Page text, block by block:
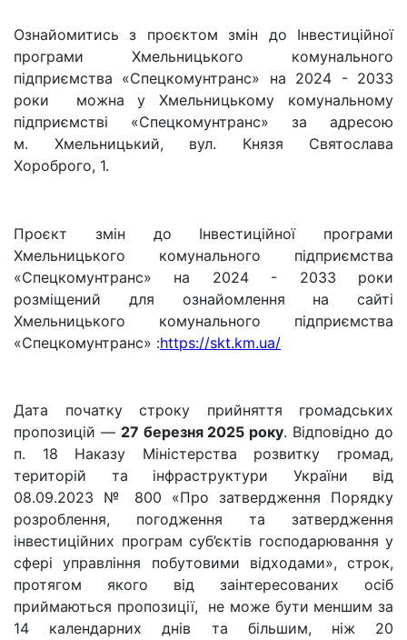
Ознайомитись з проєктом змін до Інвестиційної
програми Хмельницького комунального
підприємства «Спецкомунтранс» на 2024 - 2033
роки можна у Хмельницькому комунальному
підприємстві «Спецкомунтранс» за адресою
м. Хмельницький, вул. Князя Святослава
Хороброго, 1.
Проєкт змін до Інвестиційної програми
Хмельницького комунального підприємства
«Спецкомунтранс» на 2024 - 2033 роки
розміщений для ознайомлення на сайті
Хмельницького комунального підприємства
«Спецкомунтранс» :https://skt.km.ua/
Дата початку строку прийняття громадських
пропозицій — 27 березня 2025 року. Відповідно до
п. 18 Наказу Міністерства розвитку громад,
територій та інфраструктури України від
08.09.2023 № 800 «Про затвердження Порядку
розроблення, погодження та затвердження
інвестиційних програм суб’єктів господарювання у
сфері управління побутовими відходами», строк,
протягом якого від заінтересованих осіб
приймаються пропозиції, не може бути меншим за
14 календарних днів та більшим, ніж 20